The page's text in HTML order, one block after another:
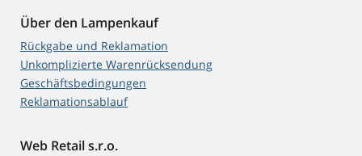
Über den Lampenkauf
Rückgabe und Reklamation
Unkomplizierte Warenrücksendung
Geschäftsbedingungen
Reklamationsablauf
Web Retail s.r.o.